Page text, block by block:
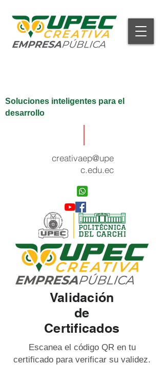
Soluciones inteligentes para el
desarrollo
creativaep@upe
c.edu.ec
Validación
de
Certificados
Escanea el código QR en tu
certificado para verificar su validez.